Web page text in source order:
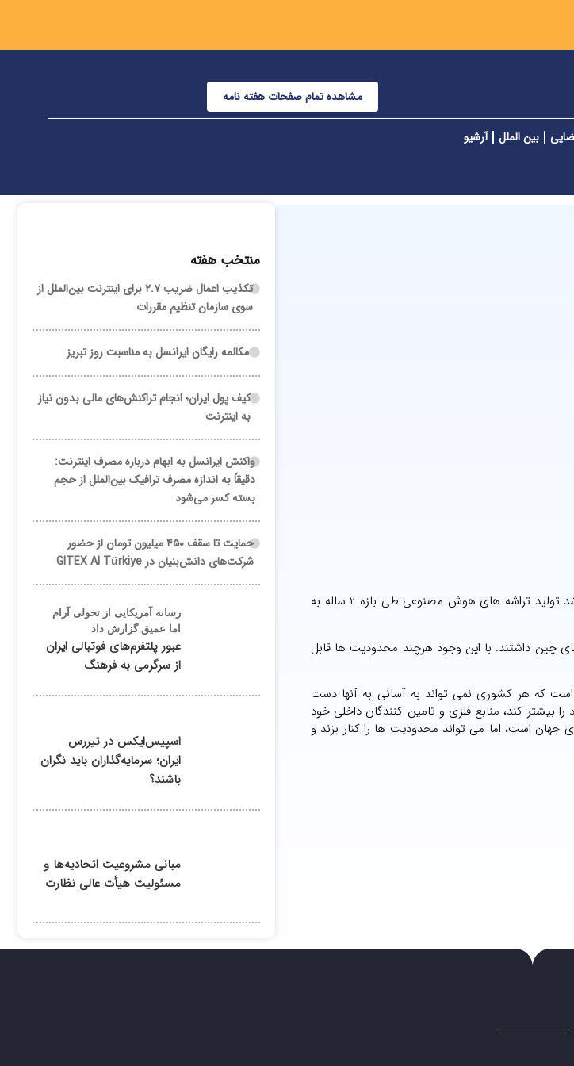
مشاهده تمام صفحات هفته نامه
بین الملل آرشیو
به گفته کید دانیل، مهندس نرم‌افزار استارت‌آپ Anyscale در سانفرانسیسکو، پیش‌بینی می شد تولید تراشه های هوش مصنوعی طی بازه ۲ ساله به
چین داشتند. با این وجود هرچند محدودیت ها قابل
که هر کشوری نمی تواند به آسانی به آنها دست
سازی ماهر خود را بیشتر کند، منابع فلزی و تامین کنندگان داخلی خود
جهان است، اما می تواند محدودیت ها را کنار بزند و
منتخب هفته
تکذیب اعمال ضریب ۲.۷ برای اینترنت بین‌الملل از
سوی سازمان تنظیم مقررات
مکالمه رایگان ایرانسل به مناسبت روز تبریز
کیف پول ایران؛ انجام تراکنش‌های مالی بدون نیاز
به اینترنت
واکنش ایرانسل به ابهام درباره مصرف اینترنت:
دقیقاً به اندازه مصرف ترافیک بین‌الملل از حجم
بسته کسر می‌شود
حمایت تا سقف ۴۵۰ میلیون تومان از حضور
شرکت‌های دانش‌بنیان در GITEX AI Türkiye
رسانه آمریکایی از تحولی آرام
اما عمیق گزارش داد
عبور پلتفرم‌های فوتبالی ایران
از سرگرمی به فرهنگ
اسپیس‌ایکس در تیررس
ایران؛ سرمایه‌گذاران باید نگران
باشند؟
مبانی مشروعیت اتحادیه‌ها و
مسئولیت هیأت عالی نظارت